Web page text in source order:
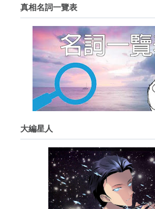
真相名詞一覽表
大編星人